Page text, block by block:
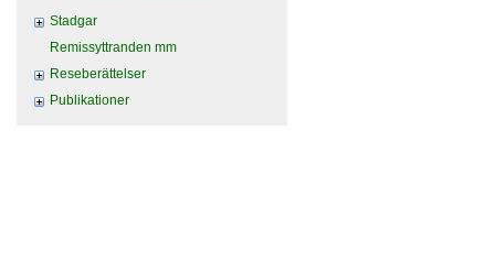
Stadgar
Remissyttranden mm
Reseberättelser
Publikationer